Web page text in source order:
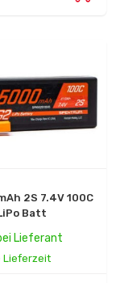
2S 7.4V 100C
Batt
Lieferant
Lieferzeit